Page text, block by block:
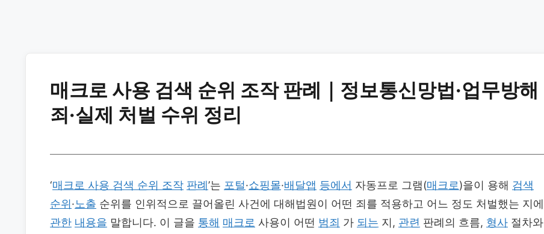
매크로 사용 검색 순위 조작 판례｜정보통신망법·업무방해
죄·실제 처벌 수위 정리
‘매크로 사용 검색 순위 조작 판례’는 포털·쇼핑몰·배달앱 등에서 자동프로 그램(매크로)을이 용해 검색
순위·노출 순위를 인위적으로 끌어올린 사건에 대해법원이 어떤 죄를 적용하고 어느 정도 처벌했는 지에
관한 내용을 말합니다. 이 글을 통해 매크로 사용이 어떤 범죄 가 되는 지, 관련 판례의 흐름, 형사 절차와